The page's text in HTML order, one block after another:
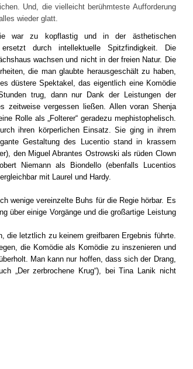
Und, die vielleicht berühmteste Aufforderung
wieder glatt.
war zu kopflastig und in der ästhetischen
durch intellektuelle Spitzfindigkeit. Die
wachsen und nicht in der freien Natur. Die
die man glaubte herausgeschält zu haben,
düstere Spektakel, das eigentlich eine Komödie
trug, dann nur Dank der Leistungen der
zeitweise vergessen ließen. Allen voran Shenja
Rolle als „Folterer“ geradezu mephistophelisch.
ihren körperlichen Einsatz. Sie ging in ihrem
Gestaltung des Lucentio stand in krassem
den Miguel Abrantes Ostrowski als rüden Clown
Niemann als Biondello (ebenfalls Lucentios
mit Laurel und Hardy.
wenige vereinzelte Buhs für die Regie hörbar. Es
über einige Vorgänge und die großartige Leistung
die letztlich zu keinem greifbaren Ergebnis führte.
die Komödie als Komödie zu inszenieren und
Man kann nur hoffen, dass sich der Drang,
„Der zerbrochene Krug“), bei Tina Lanik nicht